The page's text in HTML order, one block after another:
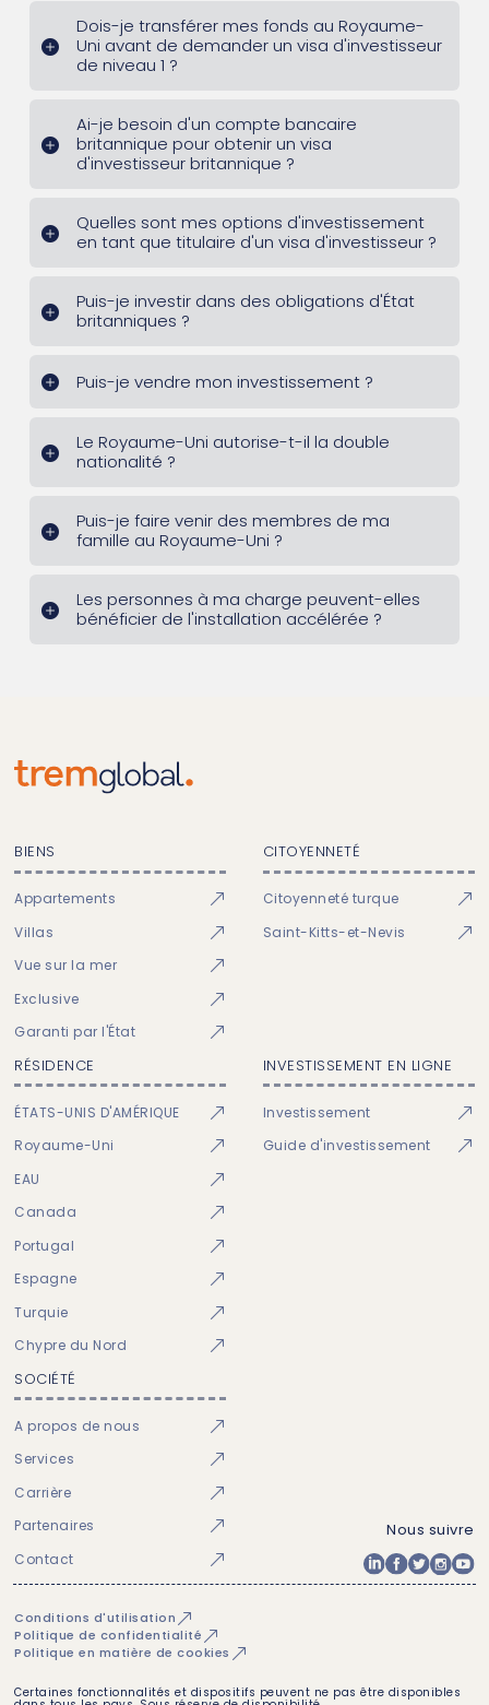
Dois-je transférer mes fonds au Royaume-
Uni avant de demander un visa d'investisseur
de niveau 1 ?
Ai-je besoin d'un compte bancaire
britannique pour obtenir un visa
d'investisseur britannique ?
Quelles sont mes options d'investissement
en tant que titulaire d'un visa d'investisseur ?
Puis-je investir dans des obligations d'État
britanniques ?
Puis-je vendre mon investissement ?
Le Royaume-Uni autorise-t-il la double
nationalité ?
Puis-je faire venir des membres de ma
famille au Royaume-Uni ?
Les personnes à ma charge peuvent-elles
bénéficier de l'installation accélérée ?
BIENS
Appartements
Villas
Vue sur la mer
Exclusive
Garanti par l'État
CITOYENNETÉ
Citoyenneté turque
Saint-Kitts-et-Nevis
RÉSIDENCE
ÉTATS-UNIS D'AMÉRIQUE
Royaume-Uni
EAU
Canada
Portugal
Espagne
Turquie
Chypre du Nord
INVESTISSEMENT EN LIGNE
Investissement
Guide d'investissement
SOCIÉTÉ
A propos de nous
Services
Carrière
Partenaires
Contact
Nous suivre
Conditions d'utilisation
Politique de confidentialité
Politique en matière de cookies
Certaines fonctionnalités et dispositifs peuvent ne pas être disponibles